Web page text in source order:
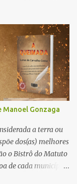
25 - 9h: Tema: Em
convidados -
25 - 10h30: Tema:
Convidados:
se inscrever 3º
Encanta e Conta
Ediana Torres e
painel- 02/05/25 -
Manoel Gonzaga
a terra ou
dos(as) melhores
o Bistrô do Matuto
de cada município